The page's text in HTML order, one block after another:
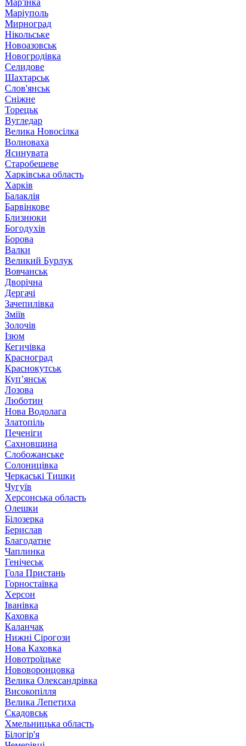
Мар'їнка
Маріуполь
Мирноград
Нікольське
Новоазовськ
Новогродівка
Селидове
Шахтарськ
Слов'янськ
Сніжне
Торецьк
Вугледар
Велика Новосілка
Волноваха
Ясинувата
Старобешеве
Харківська область
Харків
Балаклія
Барвінкове
Близнюки
Богодухів
Борова
Валки
Великий Бурлук
Вовчанськ
Дворічна
Дергачі
Зачепилівка
Зміїв
Золочів
Ізюм
Кегичівка
Красноград
Краснокутськ
Куп’янськ
Лозова
Люботин
Нова Водолага
Златопіль
Печеніги
Сахновщина
Слобожанське
Солоницівка
Черкаські Тишки
Чугуїв
Херсонська область
Олешки
Білозерка
Берислав
Благодатне
Чаплинка
Генічеськ
Гола Пристань
Горностаївка
Херсон
Іванівка
Каховка
Каланчак
Нижні Сірогози
Нова Каховка
Новотроїцьке
Нововоронцовка
Велика Олександрівка
Високопілля
Велика Лепетиха
Скадовськ
Хмельницька область
Білогір'я